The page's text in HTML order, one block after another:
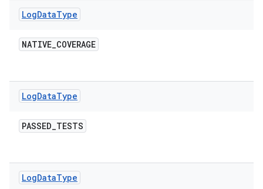
LogDataType
NATIVE_COVERAGE
LogDataType
PASSED_TESTS
LogDataType